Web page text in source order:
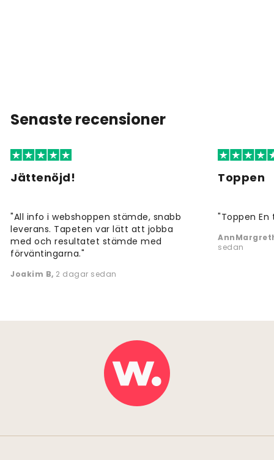
Senaste recensioner
Jättenöjd!
"All info i webshoppen stämde, snabb
leverans. Tapeten var lätt att jobba
med och resultatet stämde med
förväntingarna."
Joakim B, 2 dagar sedan
Toppen
"Toppen
sedan